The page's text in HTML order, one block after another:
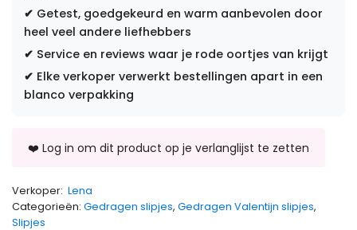
✔ Getest, goedgekeurd en warm aanbevolen door
heel veel andere liefhebbers
✔ Service en reviews waar je rode oortjes van krijgt
✔ Elke verkoper verwerkt bestellingen apart in een
blanco verpakking
Verkoper: Lena
Categorieën: Gedragen slipjes, Gedragen Valentijn slipjes,
Slipjes